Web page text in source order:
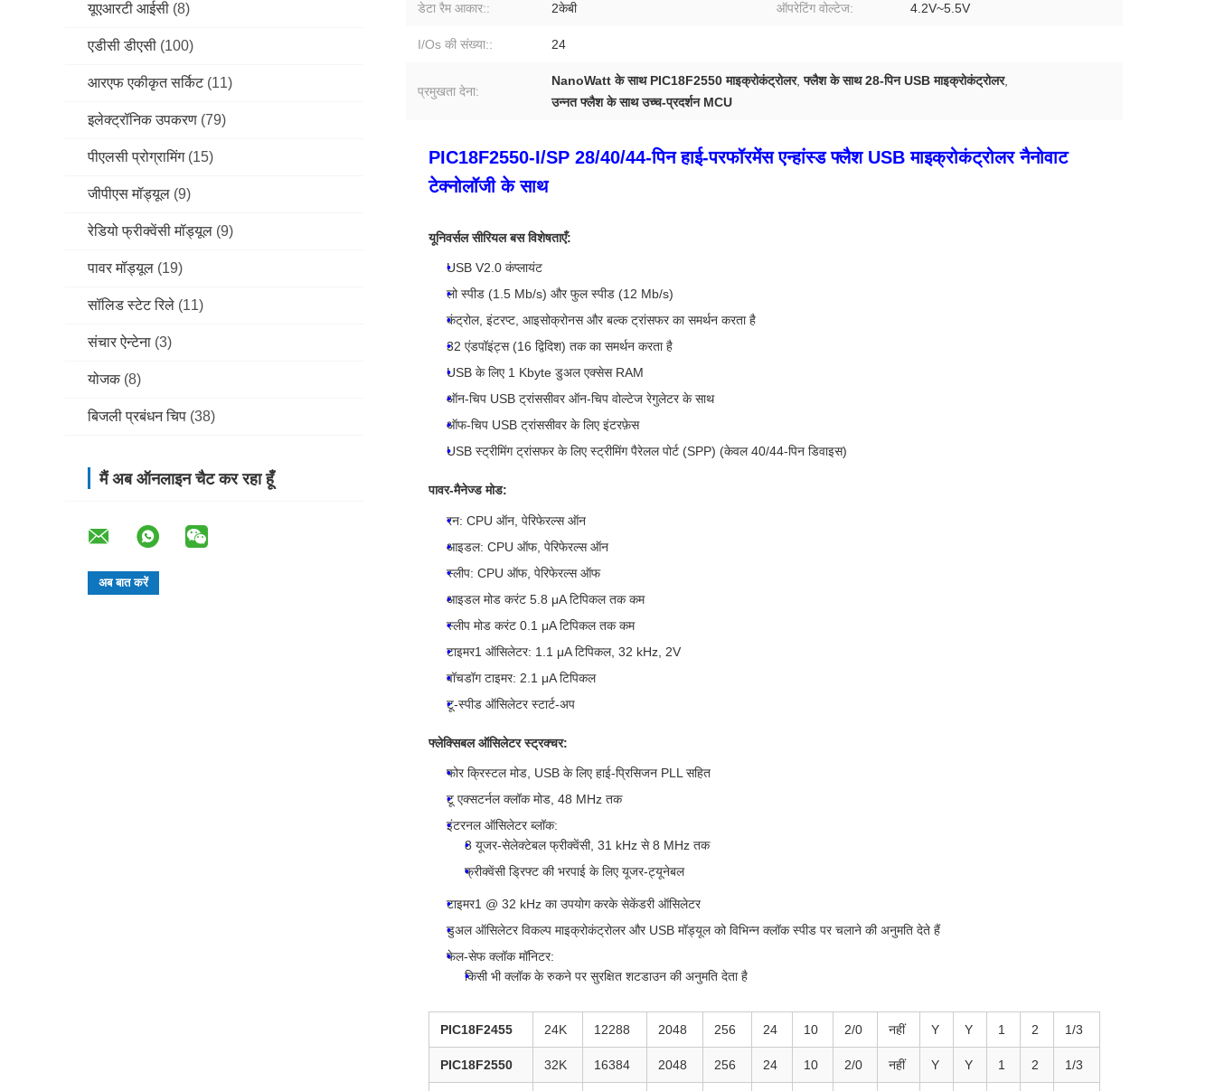
यूएआरटी आईसी (8)
एडीसी डीएसी (100)
आरएफ एकीकृत सर्किट (11)
इलेक्ट्रॉनिक उपकरण (79)
पीएलसी प्रोग्रामिंग (15)
जीपीएस मॉड्यूल (9)
रेडियो फ्रीक्वेंसी मॉड्यूल (9)
पावर मॉड्यूल (19)
सॉलिड स्टेट रिले (11)
संचार ऐन्टेना (3)
योजक (8)
बिजली प्रबंधन चिप (38)
मैं अब ऑनलाइन चैट कर रहा हूँ
डेटा रैम आकार:: 2केबी ऑपरेटिंग वोल्टेज: 4.2V~5.5V
I/Os की संख्या:: 24
प्रमुखता देना:
NanoWatt के साथ PIC18F2550 माइक्रोकंट्रोलर,फ्लैश के साथ 28-पिन USB माइक्रोकंट्रोलर,
उन्नत फ्लैश के साथ उच्च-प्रदर्शन MCU
PIC18F2550-I/SP 28/40/44-पिन हाई-परफॉरमेंस एन्हांस्ड फ्लैश USB माइक्रोकंट्रोलर नैनोवाट
टेक्नोलॉजी के साथ
यूनिवर्सल सीरियल बस विशेषताएँ:
USB V2.0 कंप्लायंट
लो स्पीड (1.5 Mb/s) और फुल स्पीड (12 Mb/s)
कंट्रोल, इंटरप्ट, आइसोक्रोनस और बल्क ट्रांसफर का समर्थन करता है
32 एंडपॉइंट्स (16 द्विदिश) तक का समर्थन करता है
USB के लिए 1 Kbyte डुअल एक्सेस RAM
ऑन-चिप USB ट्रांससीवर ऑन-चिप वोल्टेज रेगुलेटर के साथ
ऑफ-चिप USB ट्रांससीवर के लिए इंटरफ़ेस
USB स्ट्रीमिंग ट्रांसफर के लिए स्ट्रीमिंग पैरेलल पोर्ट (SPP) (केवल 40/44-पिन डिवाइस)
पावर-मैनेज्ड मोड:
रन: CPU ऑन, पेरिफेरल्स ऑन
आइडल: CPU ऑफ, पेरिफेरल्स ऑन
स्लीप: CPU ऑफ, पेरिफेरल्स ऑफ
आइडल मोड करंट 5.8 μA टिपिकल तक कम
स्लीप मोड करंट 0.1 μA टिपिकल तक कम
टाइमर1 ऑसिलेटर: 1.1 μA टिपिकल, 32 kHz, 2V
वॉचडॉग टाइमर: 2.1 μA टिपिकल
टू-स्पीड ऑसिलेटर स्टार्ट-अप
फ्लेक्सिबल ऑसिलेटर स्ट्रक्चर:
फोर क्रिस्टल मोड, USB के लिए हाई-प्रिसिजन PLL सहित
टू एक्सटर्नल क्लॉक मोड, 48 MHz तक
इंटरनल ऑसिलेटर ब्लॉक:
8 यूजर-सेलेक्टेबल फ्रीक्वेंसी, 31 kHz से 8 MHz तक
फ्रीक्वेंसी ड्रिफ्ट की भरपाई के लिए यूजर-ट्यूनेबल
टाइमर1 @ 32 kHz का उपयोग करके सेकेंडरी ऑसिलेटर
डुअल ऑसिलेटर विकल्प माइक्रोकंट्रोलर और USB मॉड्यूल को विभिन्न क्लॉक स्पीड पर चलाने की अनुमति देते हैं
फेल-सेफ क्लॉक मॉनिटर:
किसी भी क्लॉक के रुकने पर सुरक्षित शटडाउन की अनुमति देता है
PIC18F2455 24K 12288 2048 256 24 10 2/0 नहीं Y Y 1 2 1/3
PIC18F2550 32K 16384 2048 256 24 10 2/0 नहीं Y Y 1 2 1/3